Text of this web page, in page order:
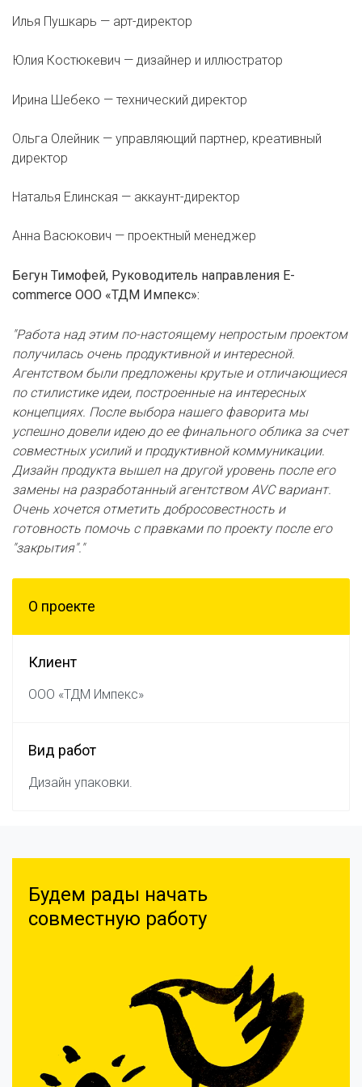
Илья Пушкарь — арт-директор
Юлия Костюкевич — дизайнер и иллюстратор
Ирина Шебеко — технический директор
Ольга Олейник — управляющий партнер, креативный
директор
Наталья Елинская — аккаунт-директор
Анна Васюкович — проектный менеджер
Бегун Тимофей, Руководитель направления E-
commerce ООО «ТДМ Импекс»:
"Работа над этим по-настоящему непростым проектом
получилась очень продуктивной и интересной.
Агентством были предложены крутые и отличающиеся
по стилистике идеи, построенные на интересных
концепциях. После выбора нашего фаворита мы
успешно довели идею до ее финального облика за счет
совместных усилий и продуктивной коммуникации.
Дизайн продукта вышел на другой уровень после его
замены на разработанный агентством AVC вариант.
Очень хочется отметить добросовестность и
готовность помочь с правками по проекту после его
"закрытия"."
О проектe
Клиент
ООО «ТДМ Импекс»
Вид работ
Дизайн упаковки.
Будем рады начать
совместную работу